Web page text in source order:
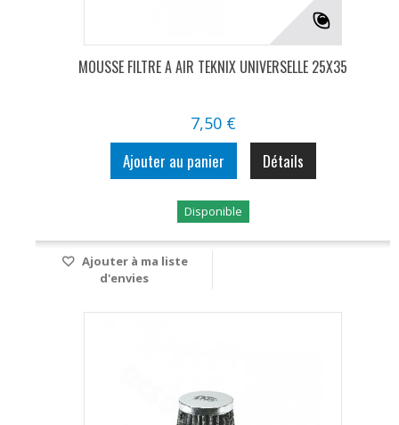
MOUSSE FILTRE A AIR TEKNIX UNIVERSELLE 25X35
7,50 €
Ajouter au panier Détails
Disponible
Ajouter à ma liste
d'envies